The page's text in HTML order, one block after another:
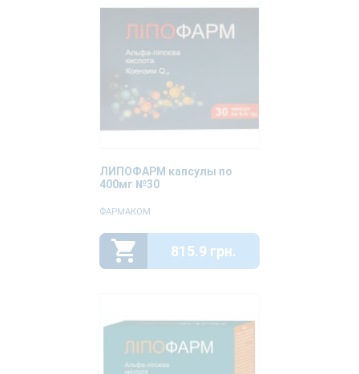
ЛИПОФАРМ капсулы по
400мг №30
ФАРМАКОМ
815.9 грн.